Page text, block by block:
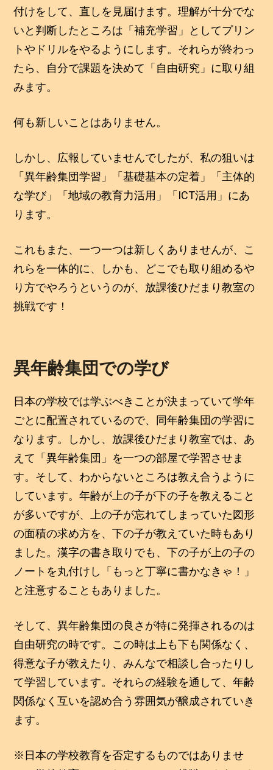
付けをして、直しを見届けます。理解が十分でな
いと判断したところは「補充学習」としてプリン
トやドリルをやるようにします。それらが終わっ
たら、自分で課題を決めて「自由研究」に取り組
みます。
何も新しいことはありません。
しかし、広報していませんでしたが、私の狙いは
「異年齢集団学習」「基礎基本の定着」「主体的
な学び」「地域の教育力活用」「ICT活用」にあ
ります。
これもまた、一つ一つは新しくありませんが、こ
れらを一体的に、しかも、どこでも取り組めるや
り方でやろうというのが、放課後ひだまり教室の
挑戦です！
異年齢集団での学び
日本の学校では学ぶべきことが決まっていて学年
ごとに配置されているので、同年齢集団の学習に
なります。しかし、放課後ひだまり教室では、あ
えて「異年齢集団」を一つの部屋で学習させま
す。そして、わからないところは教え合うように
しています。年齢が上の子が下の子を教えること
が多いですが、上の子が忘れてしまっていた図形
の面積の求め方を、下の子が教えていた時もあり
ました。漢字の書き取りでも、下の子が上の子の
ノートを丸付けし「もっと丁寧に書かなきゃ！」
と注意することもありました。
そして、異年齢集団の良さが特に発揮されるのは
自由研究の時です。この時は上も下も関係なく、
得意な子が教えたり、みんなで相談し合ったりし
て学習しています。それらの経験を通して、年齢
関係なく互いを認め合う雰囲気が醸成されていき
ます。
※日本の学校教育を否定するものではありませ